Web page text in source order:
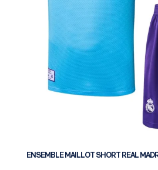
ENSEMBLE MAILLOT SHORT REAL